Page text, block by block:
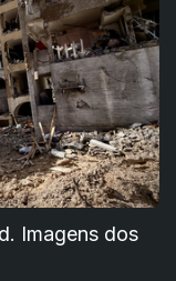
Imagens dos